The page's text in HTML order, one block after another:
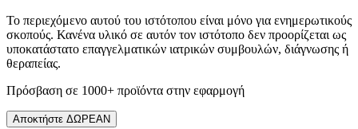
Το περιεχόμενο αυτού του ιστότοπου είναι μόνο για ενημερωτικούς
σκοπούς. Κανένα υλικό σε αυτόν τον ιστότοπο δεν προορίζεται ως
υποκατάστατο επαγγελματικών ιατρικών συμβουλών, διάγνωσης ή
θεραπείας.
Πρόσβαση σε 1000+ προϊόντα στην εφαρμογή
Αποκτήστε ΔΩΡΕΑΝ